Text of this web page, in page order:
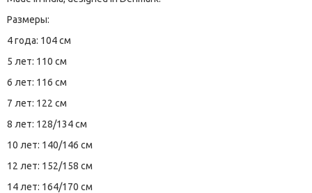
Размеры:
4 года: 104 см
5 лет: 110 см
6 лет: 116 см
7 лет: 122 см
8 лет: 128/134 см
10 лет: 140/146 см
12 лет: 152/158 см
14 лет: 164/170 см